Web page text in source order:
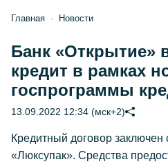
Главная Новости
Банк «Открытие»
кредит в рамках
госпрограммы
13.09.2022 12:34 (мск+2)
Кредитный договор заключен
«Люксупак». Средства